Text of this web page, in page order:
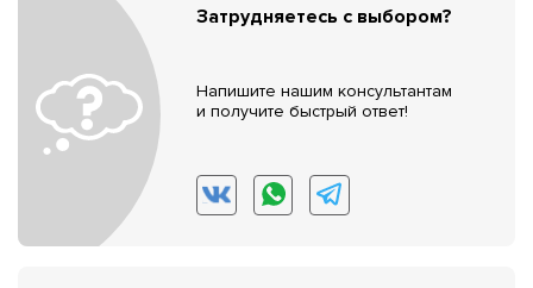
Затрудняетесь с выбором?
Напишите нашим консультантам
и получите быстрый ответ!